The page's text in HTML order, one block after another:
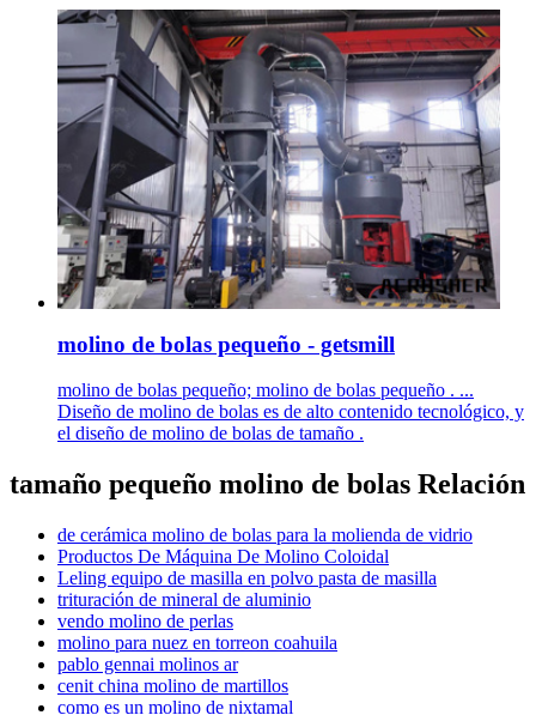
molino de bolas pequeño - getsmill
molino de bolas pequeño; molino de bolas pequeño . ...
Diseño de molino de bolas es de alto contenido tecnológico, y
el diseño de molino de bolas de tamaño .
tamaño pequeño molino de bolas Relación
de cerámica molino de bolas para la molienda de vidrio
Productos De Máquina De Molino Coloidal
Leling equipo de masilla en polvo pasta de masilla
trituración de mineral de aluminio
vendo molino de perlas
molino para nuez en torreon coahuila
pablo gennai molinos ar
cenit china molino de martillos
como es un molino de nixtamal